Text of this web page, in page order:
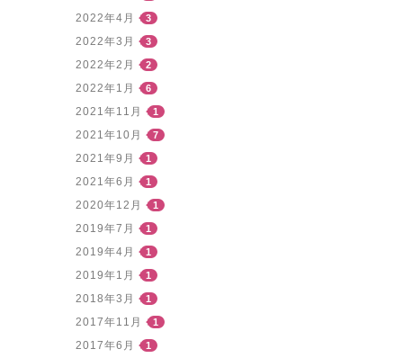
2022年4月
3
2022年3月 3
2022年2月 2
2022年1月 6
2021年11月 1
2021年10月 7
2021年9月 1
2021年6月 1
2020年12月 1
2019年7月 1
2019年4月 1
2019年1月 1
2018年3月 1
2017年11月 1
2017年6月 1